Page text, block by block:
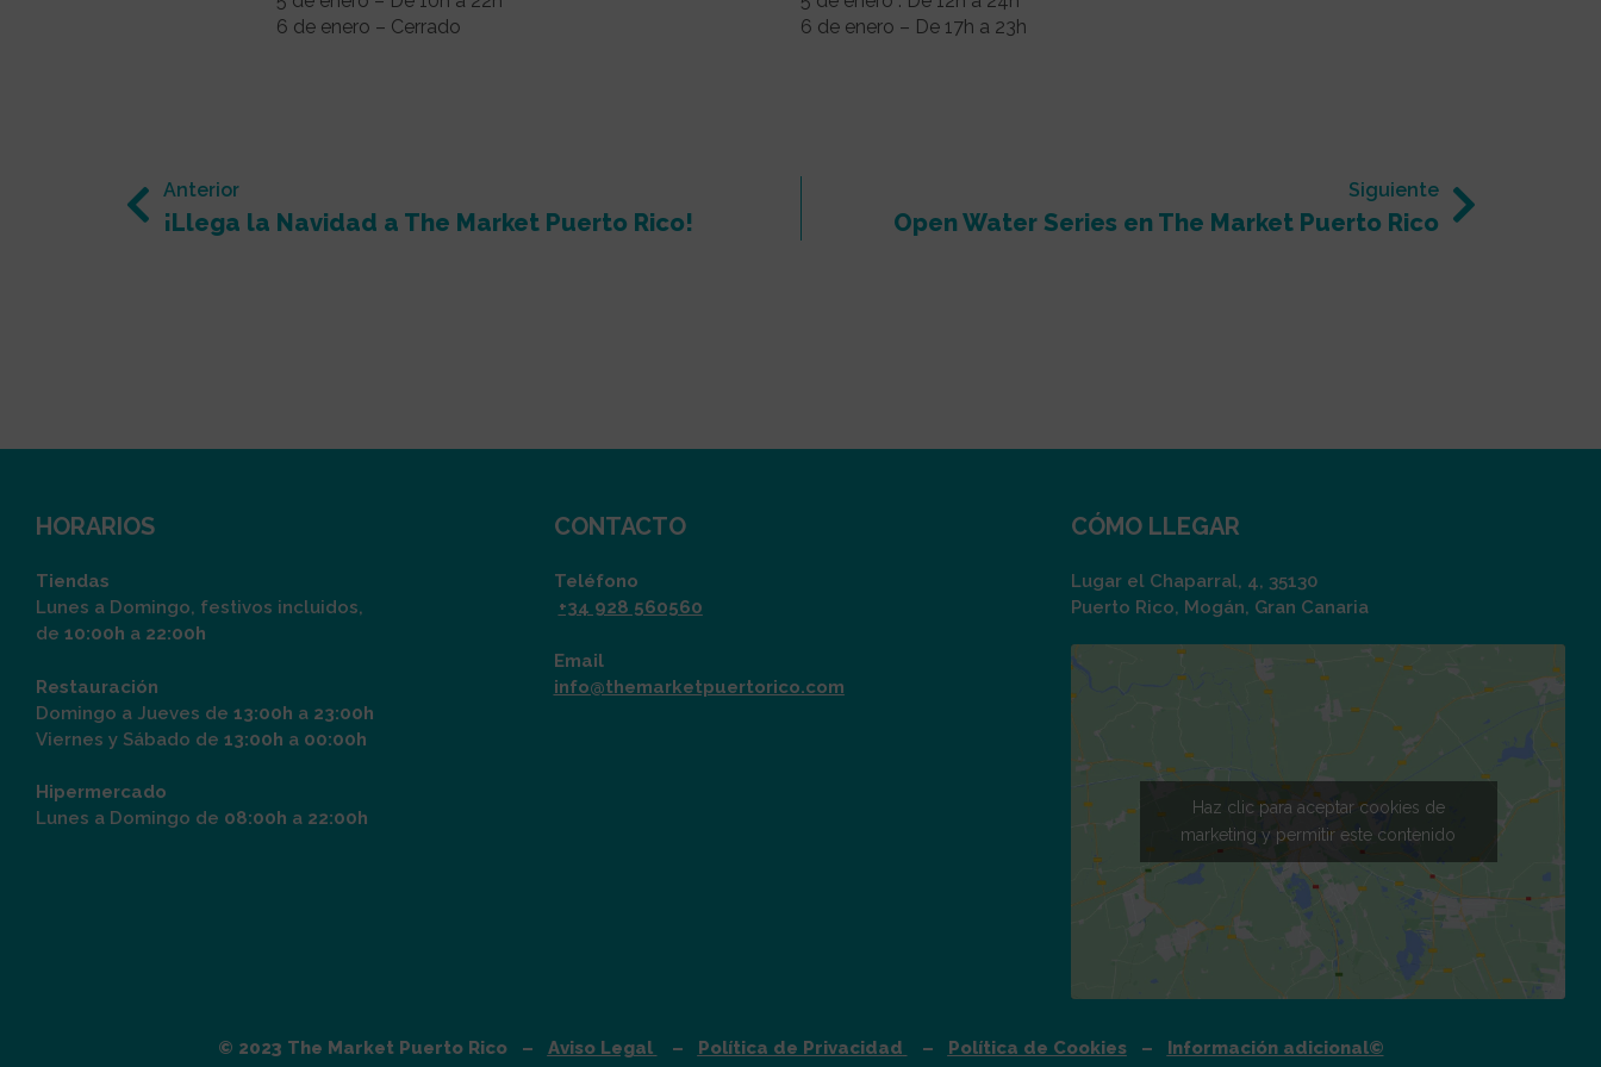
6 de enero – Cerrado
6 de enero – De 17h a 23h
Anterior
¡Llega la Navidad a The Market Puerto Rico!
Siguiente
Open Water Series en The Market Puerto Rico
HORARIOS
Tiendas
Lunes a Domingo, festivos incluidos,
de 10:00h a 22:00h
Restauración
Domingo a Jueves de 13:00h a 23:00h
Viernes y Sábado de 13:00h a 00:00h
Hipermercado
Lunes a Domingo de 08:00h a 22:00h
CONTACTO
Teléfono
+34 928 560560
Email
info@themarketpuertorico.com
CÓMO LLEGAR
Lugar el Chaparral, 4, 35130
Puerto Rico, Mogán, Gran Canaria
Haz clic para aceptar cookies de
marketing y permitir este contenido
© 2023 The Market Puerto Rico – Aviso Legal – Política de Privacidad – Política de Cookies– Información adicional©